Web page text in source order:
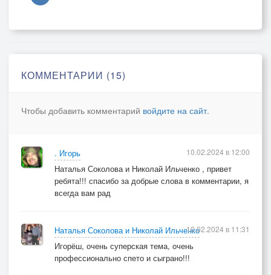
КОММЕНТАРИИ (15)
Чтобы добавить комментарий войдите на сайт.
. Игорь
Наталья Соколова и Николай Ильченко , привет
ребята!!! спасибо за добрые слова в комментарии, я
всегда вам рад
10.02.2024 в 12:00
Наталья Соколова и Николай Ильченко
Игорёш, очень суперская тема, очень
профессионально спето и сыграно!!!
10.02.2024 в 11:31